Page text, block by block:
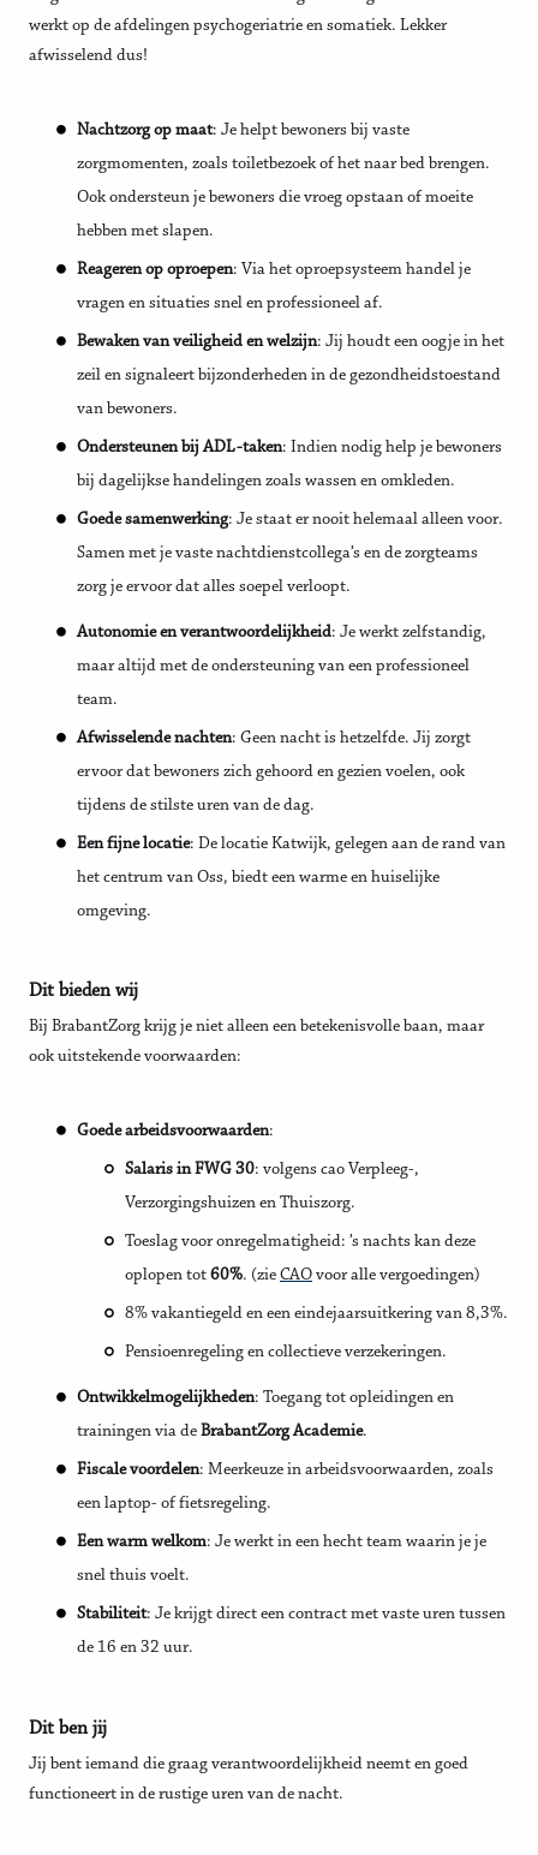
werkt op de afdelingen psychogeriatrie en somatiek. Lekker
afwisselend dus!
Nachtzorg op maat: Je helpt bewoners bij vaste
zorgmomenten, zoals toiletbezoek of het naar bed brengen.
Ook ondersteun je bewoners die vroeg opstaan of moeite
hebben met slapen.
Reageren op oproepen: Via het oproepsysteem handel je
vragen en situaties snel en professioneel af.
Bewaken van veiligheid en welzijn: Jij houdt een oogje in het
zeil en signaleert bijzonderheden in de gezondheidstoestand
van bewoners.
Ondersteunen bij ADL-taken: Indien nodig help je bewoners
bij dagelijkse handelingen zoals wassen en omkleden.
Goede samenwerking: Je staat er nooit helemaal alleen voor.
Samen met je vaste nachtdienstcollega’s en de zorgteams
zorg je ervoor dat alles soepel verloopt.
Autonomie en verantwoordelijkheid: Je werkt zelfstandig,
maar altijd met de ondersteuning van een professioneel
team.
Afwisselende nachten: Geen nacht is hetzelfde. Jij zorgt
ervoor dat bewoners zich gehoord en gezien voelen, ook
tijdens de stilste uren van de dag.
Een fijne locatie: De locatie Katwijk, gelegen aan de rand van
het centrum van Oss, biedt een warme en huiselijke
omgeving.
Dit bieden wij
Bij BrabantZorg krijg je niet alleen een betekenisvolle baan, maar
ook uitstekende voorwaarden:
Goede arbeidsvoorwaarden:
Salaris in FWG 30: volgens cao Verpleeg-,
Verzorgingshuizen en Thuiszorg.
Toeslag voor onregelmatigheid: ’s nachts kan deze
oplopen tot 60%. (zie CAO voor alle vergoedingen)
8% vakantiegeld en een eindejaarsuitkering van 8,3%.
Pensioenregeling en collectieve verzekeringen.
Ontwikkelmogelijkheden: Toegang tot opleidingen en
trainingen via de BrabantZorg Academie.
Fiscale voordelen: Meerkeuze in arbeidsvoorwaarden, zoals
een laptop- of fietsregeling.
Een warm welkom: Je werkt in een hecht team waarin je je
snel thuis voelt.
Stabiliteit: Je krijgt direct een contract met vaste uren tussen
de 16 en 32 uur.
Dit ben jij
Jij bent iemand die graag verantwoordelijkheid neemt en goed
functioneert in de rustige uren van de nacht.